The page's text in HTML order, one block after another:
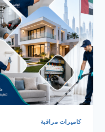
كاميرات مراقبة